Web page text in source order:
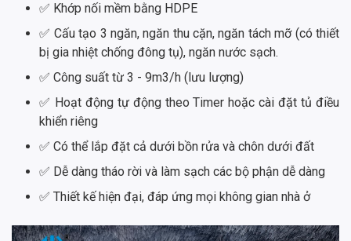
✅ Khớp nối mềm bằng HDPE
✅ Cấu tạo 3 ngăn, ngăn thu cặn, ngăn tách mỡ (có thiết
bị gia nhiệt chống đông tụ), ngăn nước sạch.
✅ Công suất từ 3 - 9m3/h (lưu lượng)
✅ Hoạt động tự động theo Timer hoặc cài đặt tủ điều
khiển riêng
✅ Có thể lắp đặt cả dưới bồn rửa và chôn dưới đất
✅ Dễ dàng tháo rời và làm sạch các bộ phận dễ dàng
✅ Thiết kế hiện đại, đáp ứng mọi không gian nhà ở